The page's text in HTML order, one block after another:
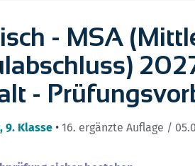
- MSA
-
9. Klasse •16. ergänzte Auflage /